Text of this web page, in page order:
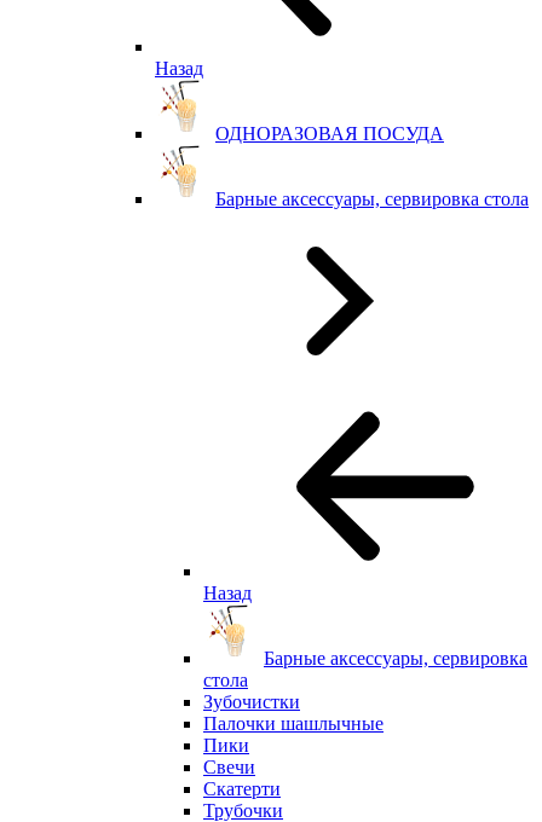
Назад
ОДНОРАЗОВАЯ ПОСУДА
Барные аксессуары, сервировка стола
Назад
Барные аксессуары, сервировка
стола
Зубочистки
Палочки шашлычные
Пики
Свечи
Скатерти
Трубочки